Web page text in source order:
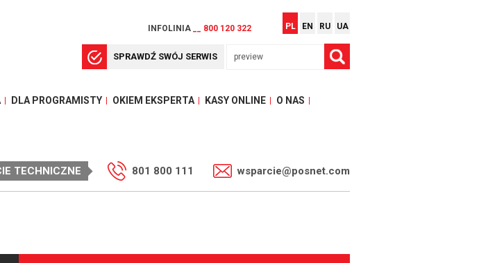
INFOLINIA __ 800 120 322 PL EN RU UA
SPRAWDŹ SWÓJ SERWIS
DLA PROGRAMISTY OKIEM EKSPERTA KASY ONLINE O NAS
TECHNICZNE 801 800 111 wsparcie@posnet.com